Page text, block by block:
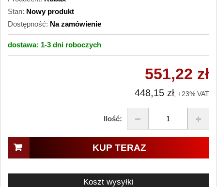
Stan: Nowy produkt
Dostępność: Na zamówienie
dostawa: 1-3 dni roboczych
551,22 zł
448,15 zł, +23% VAT
Ilość:
KUP TERAZ
Koszt wysyłki